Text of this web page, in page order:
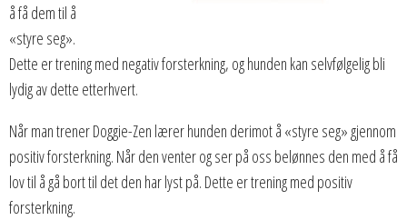
å få dem til å
«styre seg».
Dette er trening med negativ forsterkning, og hunden kan selvfølgelig bli
lydig av dette etterhvert.
Når man trener Doggie-Zen lærer hunden derimot å «styre seg» gjennom
positiv forsterkning. Når den venter og ser på oss belønnes den med å få
lov til å gå bort til det den har lyst på. Dette er trening med positiv
forsterkning.